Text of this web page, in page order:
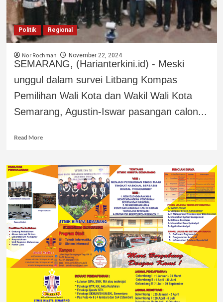
Politik Regional
Nor Rochman November 22, 2024
SEMARANG, (Harianterkini.id) - Meski
unggul dalam survei Litbang Kompas
Pemilihan Wali Kota dan Wakil Wali Kota
Semarang, Agustin-Iswar pasangan calon...
Read More